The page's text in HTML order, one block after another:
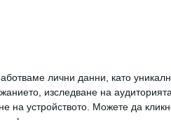
лични данни, като
изследване на аудиторията
устройството. Можете да